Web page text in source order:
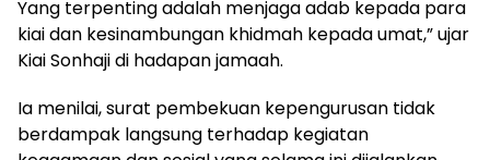
Yang terpenting adalah menjaga adab kepada para
kiai dan kesinambungan khidmah kepada umat,” ujar
Kiai Sonhaji di hadapan jamaah.
Ia menilai, surat pembekuan kepengurusan tidak
berdampak langsung terhadap kegiatan